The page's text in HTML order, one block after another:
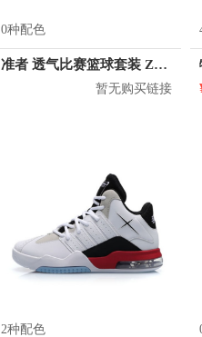
0种配色
准者 透气比赛篮球套装 Z118210177
暂无购买链接
2种配色